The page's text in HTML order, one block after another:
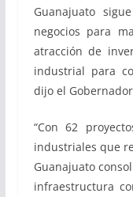
Guanajuato
negocios para
atracción de
industrial para
dijo el
“Con 62
industriales que
Guanajuato
infraestructura